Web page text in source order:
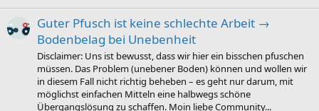
Guter Pfusch ist keine schlechte Arbeit →
Bodenbelag bei Unebenheit
Disclaimer: Uns ist bewusst, dass wir hier ein bisschen pfuschen
müssen. Das Problem (unebener Boden) können und wollen wir
in diesem Fall nicht richtig beheben – es geht nur darum, mit
möglichst einfachen Mitteln eine halbwegs schöne
Übergangslösung zu schaffen. Moin liebe Community...